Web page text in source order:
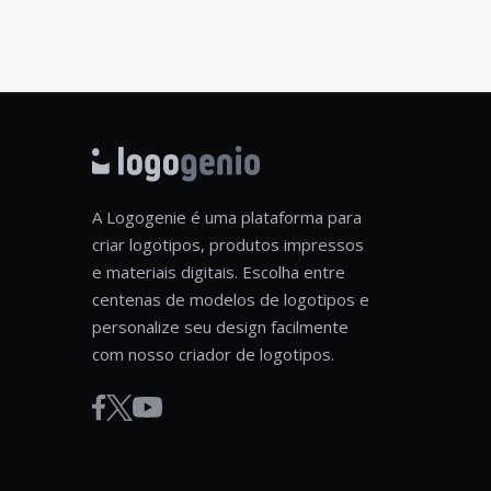
A Logogenie é uma plataforma para
criar logotipos, produtos impressos
e materiais digitais. Escolha entre
centenas de modelos de logotipos e
personalize seu design facilmente
com nosso criador de logotipos.